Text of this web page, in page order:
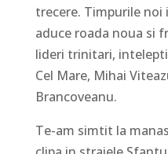
trecere. Timpurile noi
aduce roada noua si
lideri trinitari,
Cel Mare, Mihai
Brancoveanu.
Te-am simtit la